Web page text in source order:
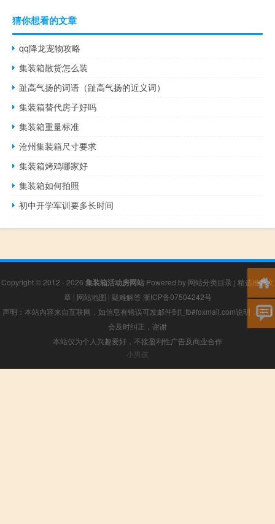
猜你想看的文章
qq降龙宠物攻略
集装箱散货怎么装
趾高气扬的词语（趾高气扬的近义词）
集装箱替代房子好吗
集装箱重量标准
沧州集装箱尺寸要求
集装箱烤鸡哪家好
集装箱如何拍照
初中开学军训要多长时间
Copyright © 2012 - 2026 集装箱活动房网站Powered by 网站分类目录 | 精选推荐文
章 | 网站地图 | 疑难解答 浙ICP备07504242号
声明：本站内容来自互联网，如信息有错误可发邮件到f_fb#foxmail.com说明，我们
会及时纠正，谢谢
本站仅为个人兴趣爱好，不接盈利性广告及商业合作
小男孩